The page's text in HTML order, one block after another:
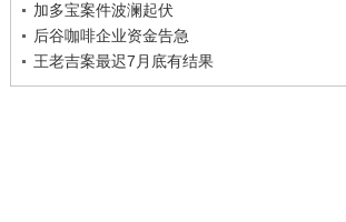
加多宝案件波澜起伏
后谷咖啡企业资金告急
王老吉案最迟7月底有结果